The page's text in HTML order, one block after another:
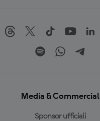
Media & Commercial
Sponsor ufficiali